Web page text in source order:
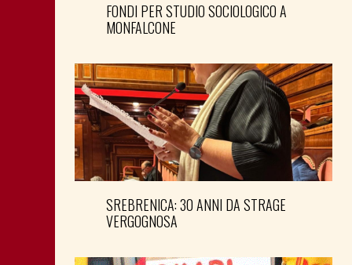
FONDI PER STUDIO SOCIOLOGICO A
MONFALCONE
SREBRENICA: 30 ANNI DA STRAGE
VERGOGNOSA